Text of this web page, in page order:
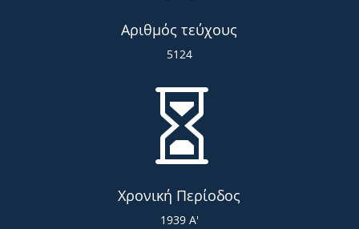
Αριθμός τεύχους
5124

Χρονική Περίοδος
1939 Α'